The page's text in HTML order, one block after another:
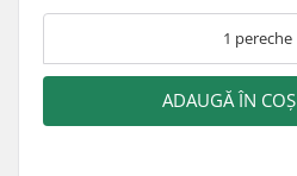
1 pereche
ADAUGĂ ÎN COȘ